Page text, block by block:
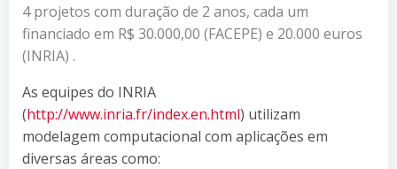
4 projetos com duração de 2 anos, cada um
financiado em R$ 30.000,00 (FACEPE) e 20.000 euros
(INRIA) .
As equipes do INRIA
(http://www.inria.fr/index.en.html) utilizam
modelagem computacional com aplicações em
diversas áreas como: